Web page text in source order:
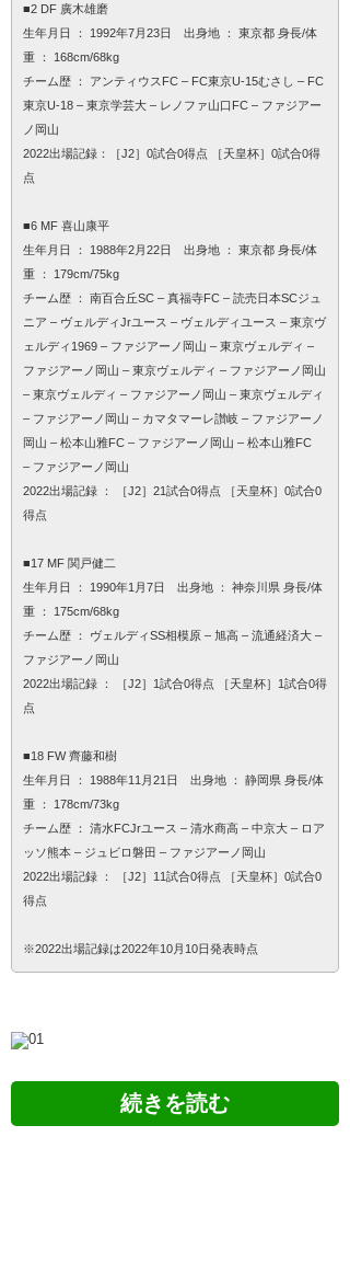
■2 DF 廣木雄磨
生年月日 ： 1992年7月23日 出身地 ： 東京都 身長/体
重 ： 168cm/68kg
チーム歴 ： アンティウスFC – FC東京U-15むさし – FC
東京U-18 – 東京学芸大 – レノファ山口FC – ファジアー
ノ岡山
2022出場記録：［J2］0試合0得点 ［天皇杯］0試合0得
点
■6 MF 喜山康平
生年月日 ： 1988年2月22日 出身地 ： 東京都 身長/体
重 ： 179cm/75kg
チーム歴 ： 南百合丘SC – 真福寺FC – 読売日本SCジュ
ニア – ヴェルディJrユース – ヴェルディユース – 東京ヴ
ェルディ1969 – ファジアーノ岡山 – 東京ヴェルディ –
ファジアーノ岡山 – 東京ヴェルディ – ファジアーノ岡山
– 東京ヴェルディ – ファジアーノ岡山 – 東京ヴェルディ
– ファジアーノ岡山 – カマタマーレ讃岐 – ファジアーノ
岡山 – 松本山雅FC – ファジアーノ岡山 – 松本山雅FC
– ファジアーノ岡山
2022出場記録 ： ［J2］21試合0得点 ［天皇杯］0試合0
得点
■17 MF 関戸健二
生年月日 ： 1990年1月7日 出身地 ： 神奈川県 身長/体
重 ： 175cm/68kg
チーム歴 ： ヴェルディSS相模原 – 旭高 – 流通経済大 –
ファジアーノ岡山
2022出場記録 ： ［J2］1試合0得点 ［天皇杯］1試合0得
点
■18 FW 齊藤和樹
生年月日 ： 1988年11月21日 出身地 ： 静岡県 身長/体
重 ： 178cm/73kg
チーム歴 ： 清水FCJrユース – 清水商高 – 中京大 – ロア
ッソ熊本 – ジュビロ磐田 – ファジアーノ岡山
2022出場記録 ： ［J2］11試合0得点 ［天皇杯］0試合0
得点
※2022出場記録は2022年10月10日発表時点